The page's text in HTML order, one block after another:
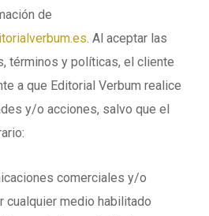
de
. Al aceptar las
términos y políticas, el cliente
a que Editorial Verbum realice
y/o acciones, salvo que el
comerciales y/o
cualquier medio habilitado